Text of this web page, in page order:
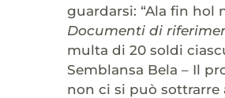
guardarsi: “Ala fin hol
Documenti di
multa di 20 soldi
Semblansa Bela – Il
non ci si può sottrarre